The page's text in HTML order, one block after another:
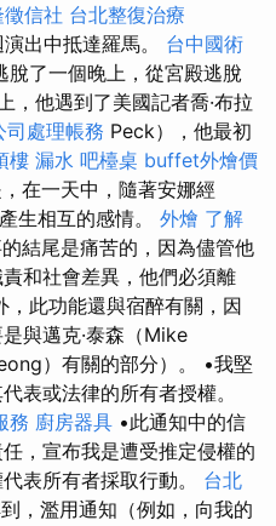
信社 台北整復治療
出中抵達羅馬。 台中國術
脫了一個晚上，從宮殿逃脫
，他遇到了美國記者喬·布拉
司處理帳務 Peck），他最初
樓 漏水 吧檯桌 buffet外燴價
在一天中，隨著安娜經
生相互的感情。 外燴 了解
結尾是痛苦的，因為儘管他
和社會差異，他們必須離
此功能還與宿醉有關，因
與邁克·泰森（Mike
）有關的部分）。 •我堅
表或法律的所有者授權。
務 廚房器具 •此通知中的信
，宣布我是遭受推定侵權的
表所有者採取行動。 台北
，濫用通知（例如，向我的